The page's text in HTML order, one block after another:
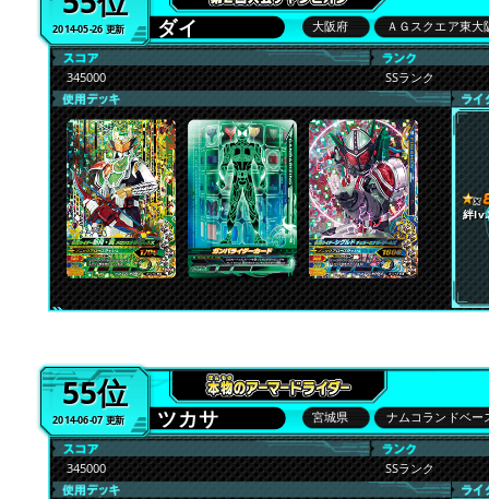
2014-05-26 更新 ダイ 大阪府 ＡＧスクエア東大
345000 SSランク
絆
55位
2014-06-07 更新 ツカサ 宮城県 ナムコランドベー
345000 SSランク